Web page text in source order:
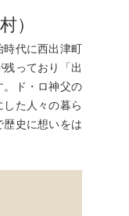
）
時代に西出津町
っており「出
。ド・ロ神父の
た人々の暮ら
歴史に想いをは